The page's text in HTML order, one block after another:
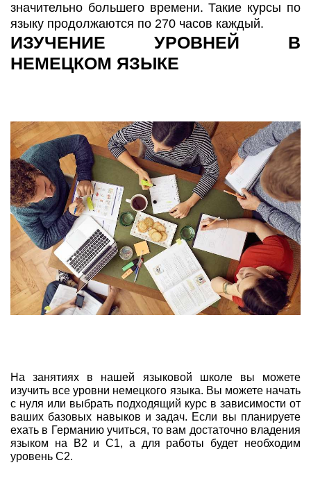
значительно большего времени. Такие курсы по
языку продолжаются по 270 часов каждый.
ИЗУЧЕНИЕ УРОВНЕЙ В
НЕМЕЦКОМ ЯЗЫКЕ
На занятиях в нашей языковой школе вы можете
изучить все уровни немецкого языка. Вы можете начать
с нуля или выбрать подходящий курс в зависимости от
ваших базовых навыков и задач. Если вы планируете
ехать в Германию учиться, то вам достаточно владения
языком на В2 и С1, а для работы будет необходим
уровень С2.